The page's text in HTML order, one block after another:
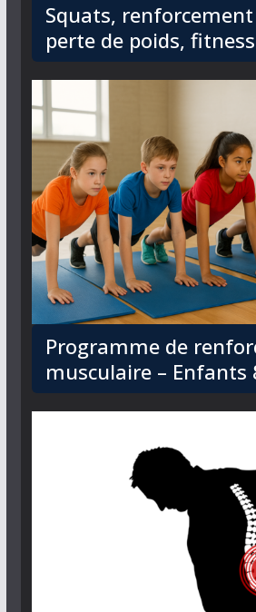
Squats,
perte de poids, fitness
Programme de
musculaire – Enfants